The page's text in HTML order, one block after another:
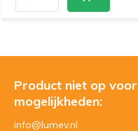
Product niet op
mogelijkheden:
info@lumev.nl